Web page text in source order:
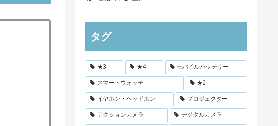
タグ
★3 ★4 モバイルバッテリー
スマートウォッチ ★2
イヤホン・ヘッドホン プロジェクター
アクションカメラ デジタルカメラ